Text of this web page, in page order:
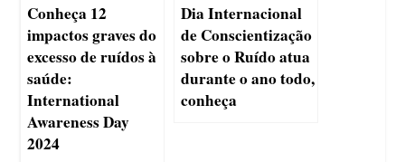
Conheça 12
impactos graves do
excesso de ruídos à
saúde:
International
Awareness Day
2024
Dia Internacional
de Conscientização
sobre o Ruído atua
durante o ano todo,
conheça